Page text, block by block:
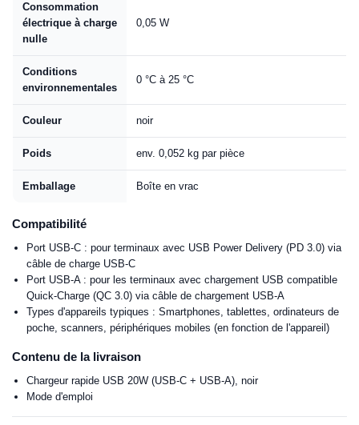
Consommation
électrique à charge
nulle
0,05 W
Conditions
environnementales
0 °C à 25 °C
Couleur noir
Poids env. 0,052 kg par pièce
Emballage Boîte en vrac
Compatibilité
Port USB-C : pour terminaux avec USB Power Delivery (PD 3.0) via
câble de charge USB-C
Port USB-A : pour les terminaux avec chargement USB compatible
Quick-Charge (QC 3.0) via câble de chargement USB-A
Types d'appareils typiques : Smartphones, tablettes, ordinateurs de
poche, scanners, périphériques mobiles (en fonction de l'appareil)
Contenu de la livraison
Chargeur rapide USB 20W (USB-C + USB-A), noir
Mode d'emploi